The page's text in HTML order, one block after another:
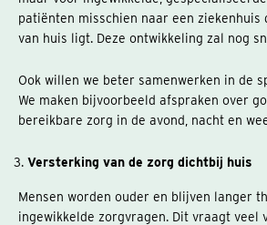
patiënten misschien naar een ziekenhuis
van huis ligt. Deze ontwikkeling zal nog
Ook willen we beter samenwerken in de
We maken bijvoorbeeld afspraken over
bereikbare zorg in de avond, nacht en
Versterking van de zorg dichtbij huis
Mensen worden ouder en blijven langer
ingewikkelde zorgvragen. Dit vraagt veel